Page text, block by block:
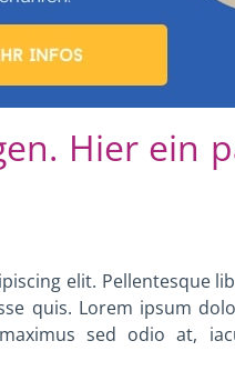
Hier ein
elit. Pellentesque
quis. Lorem ipsum
sed odio at,